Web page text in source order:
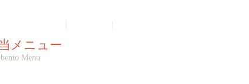
メニュー
Menu